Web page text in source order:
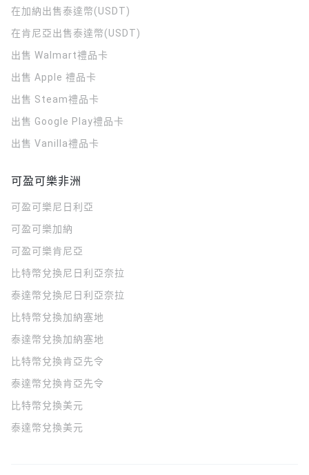
在加納出售泰達幣(USDT)
在肯尼亞出售泰達幣(USDT)
出售 Walmart禮品卡
出售 Apple 禮品卡
出售 Steam禮品卡
出售 Google Play禮品卡
出售 Vanilla禮品卡
可盈可樂非洲
可盈可樂 尼日利亞
可盈可樂加納
可盈可樂肯尼亞
比特幣兌換尼日利亞奈拉
泰達幣兌換尼日利亞奈拉
比特幣兌換加納塞地
泰達幣兌換加納塞地
比特幣兌換肯亞先令
泰達幣兌換肯亞先令
比特幣兌換美元
泰達幣兌換美元